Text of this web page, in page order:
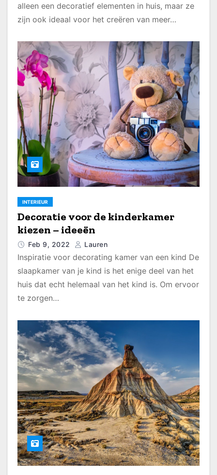
alleen een decoratief elementen in huis, maar ze
zijn ook ideaal voor het creëren van meer…
INTERIEUR
Decoratie voor de kinderkamer
kiezen – ideeën
Feb 9, 2022 Lauren
Inspiratie voor decorating kamer van een kind De
slaapkamer van je kind is het enige deel van het
huis dat echt helemaal van het kind is. Om ervoor
te zorgen…